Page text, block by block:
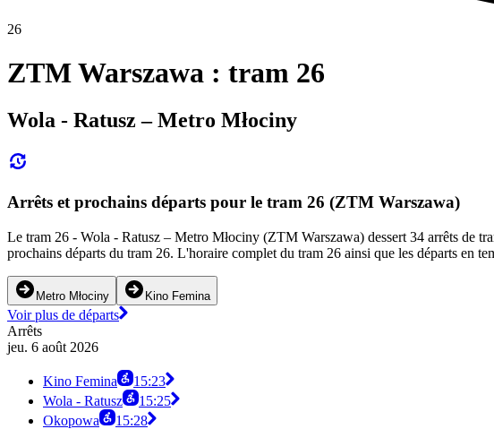
26
ZTM Warszawa : tram 26
Wola - Ratusz – Metro Młociny
Arrêts et prochains départs pour le tram 26 (ZTM Warszawa)
Le tram 26 - Wola - Ratusz – Metro Młociny (ZTM Warszawa) dessert 34 arrêts de
prochains départs du tram 26. L'horaire complet du tram 26 ainsi que les départs en
Metro Młociny Kino Femina
Voir plus de départs
Arrêts
jeu. 6 août 2026
Kino Femina
15:23
Wola - Ratusz
15:25
Okopowa
15:28